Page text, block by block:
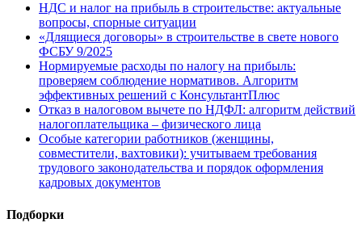
НДС и налог на прибыль в строительстве: актуальные
вопросы, спорные ситуации
«Длящиеся договоры» в строительстве в свете нового
ФСБУ 9/2025
Нормируемые расходы по налогу на прибыль:
проверяем соблюдение нормативов. Алгоритм
эффективных решений с КонсультантПлюс
Отказ в налоговом вычете по НДФЛ: алгоритм действий
налогоплательщика – физического лица
Особые категории работников (женщины,
совместители, вахтовики): учитываем требования
трудового законодательства и порядок оформления
кадровых документов
Подборки